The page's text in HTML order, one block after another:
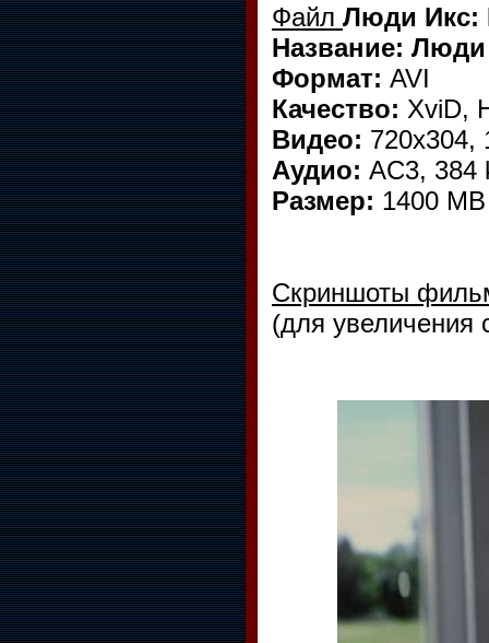
Файл Люди Икс:
Название: Люди
Формат: AVI
Качество: XviD,
Видео: 720x304,
Аудио: AC3, 384
Размер: 1400 MB
Скриншоты
(для увеличения